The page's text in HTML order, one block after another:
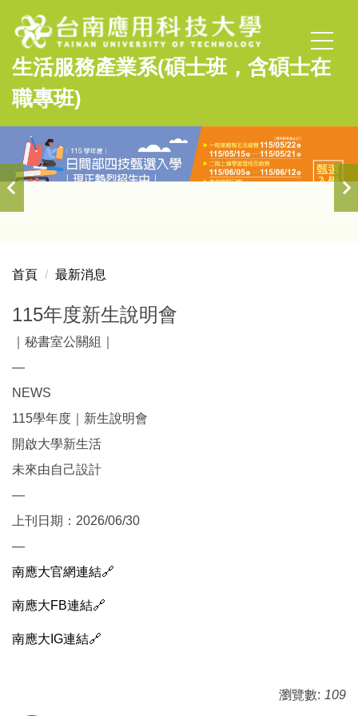
到
要
內
容
區
生活服務產業系(碩士班，含碩士在
職專班)
首頁 最新消息
115年度新生說明會
｜秘書室公關組｜
—
NEWS
115學年度｜新生說明會
開啟大學新生活
未來由自己設計
—
上刊日期：2026/06/30
—
南應大官網連結🔗
南應大FB連結🔗
南應大IG連結🔗
瀏覽數: 109